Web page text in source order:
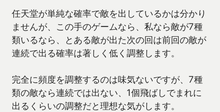
任天堂が単純な確率で敵を出しているかは分かり
ませんが、この手のゲームなら、私なら敵が7種
類いるなら、とある敵が出た次の回は前回の敵が
連続で出る確率は著しく低く調整します。
完全に頻度を調整するのは味気ないですが、7種
類の敵なら連続では出ない、1個飛ばしでまれに
出るくらいの調整だと理想な気がします。